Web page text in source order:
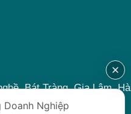
Bát Tràng, Gia Lâm, Hà
Nam
Doanh Nghiệp